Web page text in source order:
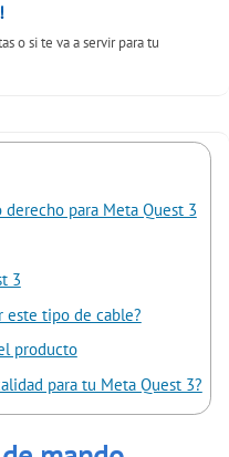
o si te va a servir para tu
para Meta Quest 3
3
este tipo de cable?
producto
para tu Meta Quest 3?